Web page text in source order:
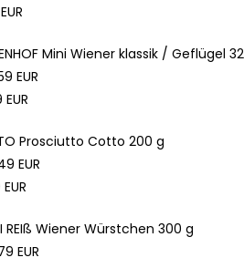
Mini Wiener klassik / Geflügel
EUR
Prosciutto Cotto 200 g
EUR
REIß Wiener Würstchen 300 g
EUR